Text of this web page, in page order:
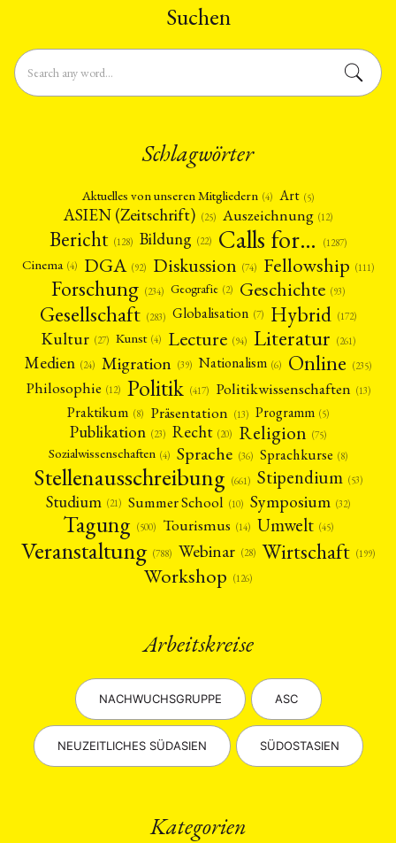
Suchen
Schlagwörter
Aktuelles von unseren Mitgliedern (4) Art (5)
ASIEN (Zeitschrift) (25) Auszeichnung (12)
Bericht (128) Bildung (22) Calls for… (1287)
Cinema (4) DGA (92) Diskussion (74) Fellowship (111)
Forschung (234) Geografie (2) Geschichte (93)
Gesellschaft (283) Globalisation (7) Hybrid (172)
Kultur (27) Kunst (4) Lecture (94) Literatur (261)
Medien (24) Migration (39) Nationalism (6) Online (235)
Philosophie (12) Politik (417) Politikwissenschaften (13)
Praktikum (8) Präsentation (13) Programm (5)
Publikation (23) Recht (20) Religion (75)
Sozialwissenschaften (4) Sprache (36) Sprachkurse (8)
Stellenausschreibung (661) Stipendium (53)
Studium (21) Summer School (10) Symposium (32)
Tagung (500) Tourismus (14) Umwelt (45)
Veranstaltung (788) Webinar (28) Wirtschaft (199)
Workshop (126)
Arbeitskreise
NACHWUCHSGRUPPE ASC
NEUZEITLICHES SÜDASIEN SÜDOSTASIEN
Kategorien